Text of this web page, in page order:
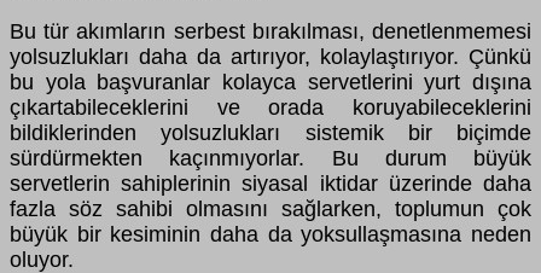
Bu tür akımların serbest bırakılması, denetlenmemesi
yolsuzlukları daha da artırıyor, kolaylaştırıyor. Çünkü
bu yola başvuranlar kolayca servetlerini yurt dışına
çıkartabileceklerini ve orada koruyabileceklerini
bildiklerinden yolsuzlukları sistemik bir biçimde
sürdürmekten kaçınmıyorlar. Bu durum büyük
servetlerin sahiplerinin siyasal iktidar üzerinde daha
fazla söz sahibi olmasını sağlarken, toplumun çok
büyük bir kesiminin daha da yoksullaşmasına neden
oluyor.